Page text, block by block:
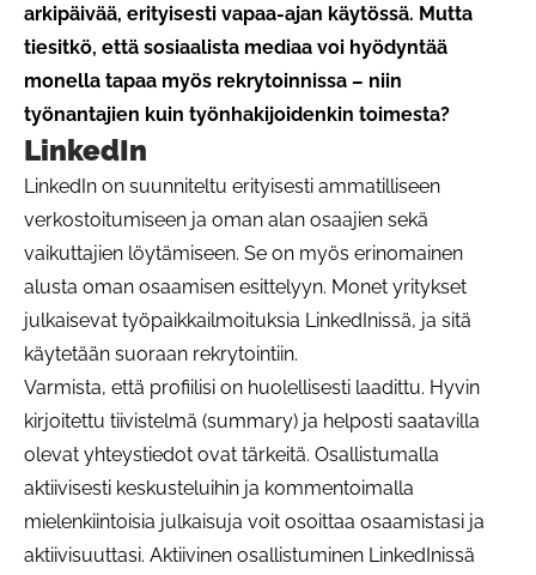
arkipäivää, erityisesti vapaa-ajan käytössä. Mutta
tiesitkö, että sosiaalista mediaa voi hyödyntää
monella tapaa myös rekrytoinnissa – niin
työnantajien kuin työnhakijoidenkin toimesta?
LinkedIn
LinkedIn on suunniteltu erityisesti ammatilliseen
verkostoitumiseen ja oman alan osaajien sekä
vaikuttajien löytämiseen. Se on myös erinomainen
alusta oman osaamisen esittelyyn. Monet yritykset
julkaisevat työpaikkailmoituksia LinkedInissä, ja sitä
käytetään suoraan rekrytointiin.
Varmista, että profiilisi on huolellisesti laadittu. Hyvin
kirjoitettu tiivistelmä (summary) ja helposti saatavilla
olevat yhteystiedot ovat tärkeitä. Osallistumalla
aktiivisesti keskusteluihin ja kommentoimalla
mielenkiintoisia julkaisuja voit osoittaa osaamistasi ja
aktiivisuuttasi. Aktiivinen osallistuminen LinkedInissä